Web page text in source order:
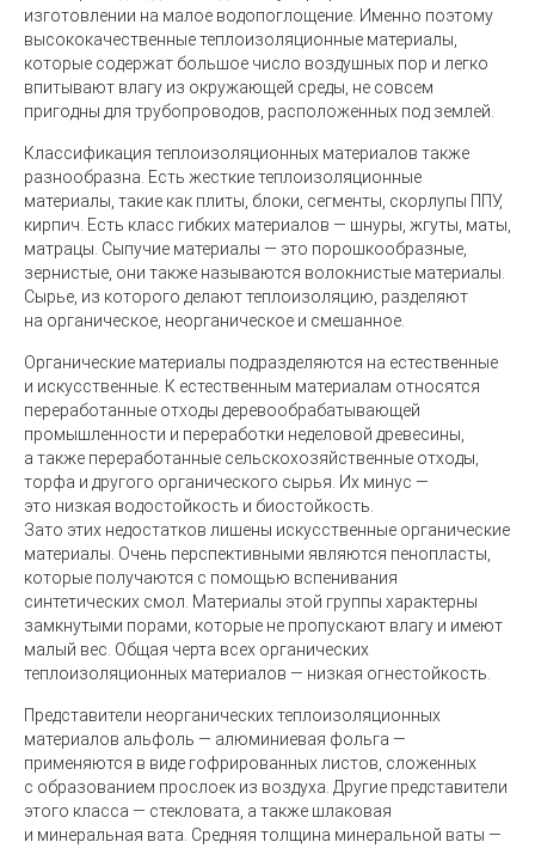
изготовлении на малое водопоглощение. Именно поэтому
высококачественные теплоизоляционные материалы,
которые содержат большое число воздушных пор и легко
впитывают влагу из окружающей среды, не совсем
пригодны для трубопроводов, расположенных под землей.
Классификация теплоизоляционных материалов также
разнообразна. Есть жесткие теплоизоляционные
материалы, такие как плиты, блоки, сегменты, скорлупы ППУ,
кирпич. Есть класс гибких материалов — шнуры, жгуты, маты,
матрацы. Сыпучие материалы — это порошкообразные,
зернистые, они также называются волокнистые материалы.
Сырье, из которого делают теплоизоляцию, разделяют
на органическое, неорганическое и смешанное.
Органические материалы подразделяются на естественные
и искусственные. К естественным материалам относятся
переработанные отходы деревообрабатывающей
промышленности и переработки неделовой древесины,
а также переработанные сельскохозяйственные отходы,
торфа и другого органического сырья. Их минус —
это низкая водостойкость и биостойкость.
Зато этих недостатков лишены искусственные органические
материалы. Очень перспективными являются пенопласты,
которые получаются с помощью вспенивания
синтетических смол. Материалы этой группы характерны
замкнутыми порами, которые не пропускают влагу и имеют
малый вес. Общая черта всех органических
теплоизоляционных материалов — низкая огнестойкость.
Представители неорганических теплоизоляционных
материалов альфоль — алюминиевая фольга —
применяются в виде гофрированных листов, сложенных
с образованием прослоек из воздуха. Другие представители
этого класса — стекловата, а также шлаковая
и минеральная вата. Средняя толщина минеральной ваты —